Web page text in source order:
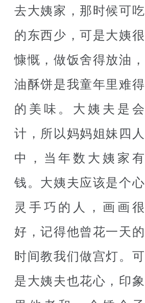
去大姨家，那时候可吃
的东西少，可是大姨很
慷慨，做饭舍得放油，
油酥饼是我童年里难得
的美味。大姨夫是会
计，所以妈妈姐妹四人
中，当年数大姨家有
钱。大姨夫应该是个心
灵手巧的人，画画很
好，记得他曾花一天的
时间教我们做宫灯。可
是大姨夫也花心，印象